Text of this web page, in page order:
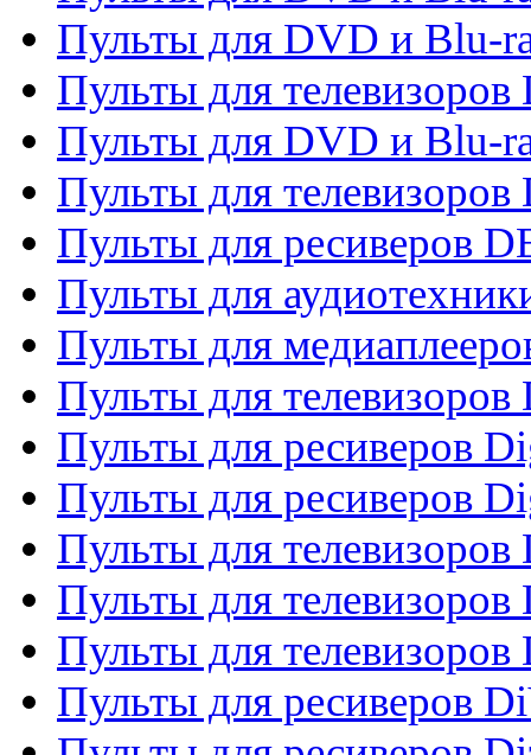
Пульты для DVD и Blu-
Пульты для
Пульты для DVD и Blu-
Пульты для телевизоров
Пульты для ресиверов
Пульты для
Пульты для
Пульты для телевизоров
Пульты для ресиверов
Пульты для ресиверов
Пульты для
Пульты для
Пульты для телевизоров
Пульты для ресиверов